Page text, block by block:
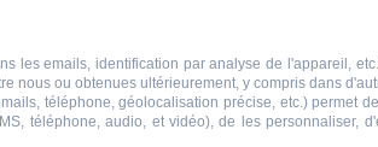
Mentions légales
Conditions de retour et
remboursement
les emails, identification par analyse de l'appareil,
nous ou obtenues ultérieurement, y compris dans
téléphone, géolocalisation précise, etc.) permet
téléphone, audio, et vidéo), de les personnaliser,